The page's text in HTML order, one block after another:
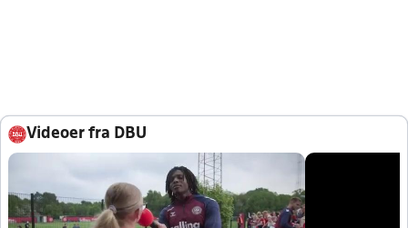
Videoer fra DBU